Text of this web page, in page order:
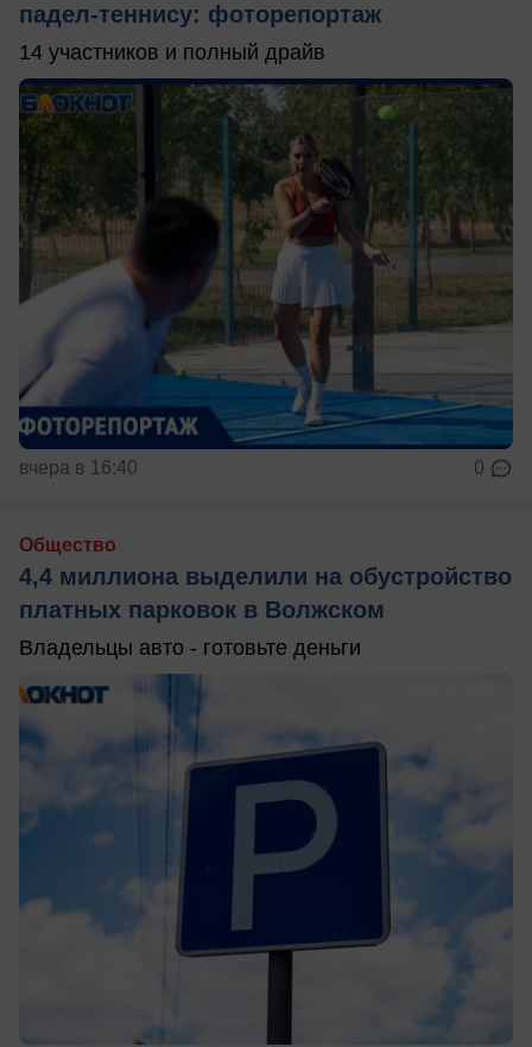
падел-теннису: фоторепортаж
14 участников и полный драйв
вчера в 16:40 0
Общество
4,4 миллиона выделили на обустройство
платных парковок в Волжском
Владельцы авто - готовьте деньги